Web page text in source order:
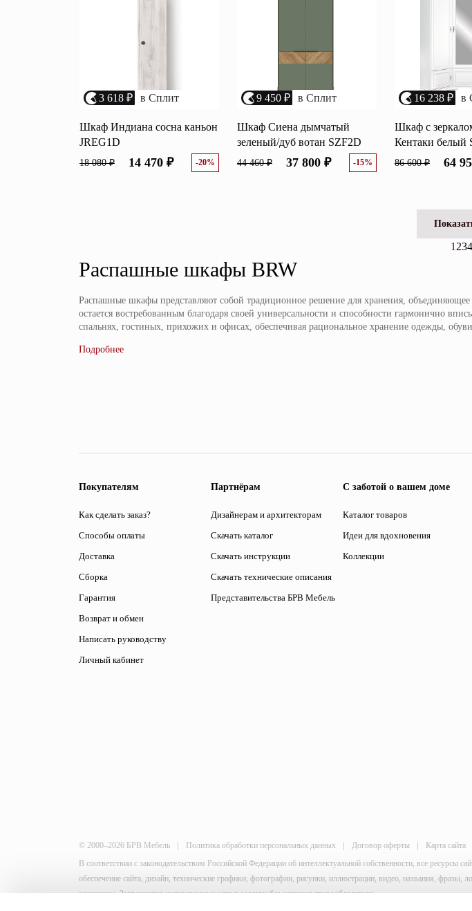
3 618 ₽ в Сплит
Шкаф Индиана сосна каньон
JREG1D
18 080 ₽ 14 470 ₽ -20%
9 450 ₽ в Сплит
Шкаф Сиена дымчатый
зеленый/дуб вотан SZF2D
44 460 ₽ 37 800 ₽ -15%
16 238 ₽ в
Шкаф с
Кентаки белый
86 600 ₽ 64
1 234
Распашные шкафы BRW
Распашные шкафы представляют собой традиционное решение для хранения,
остается востребованным благодаря своей универсальности и способности гармонично
спальнях, гостиных, прихожих и офисах, обеспечивая рациональное хранение одежды,
Покупателям
Как сделать заказ?
Способы оплаты
Доставка
Сборка
Гарантия
Возврат и обмен
Написать руководству
Личный кабинет
Партнёрам
Дизайнерам и архитекторам
Скачать каталог
Скачать инструкции
Скачать технические описания
Представительства БРВ Мебель
С заботой о вашем доме
Каталог товаров
Идеи для вдохновения
Коллекции
© 2000–2026 БРВ Мебель | Политика обработки персональных данных | Договор оферты | Карта сайта
В соответствии с законодательством Российской Федерации об интеллектуальной собственности, все
обеспечение сайта, дизайн, технические графики, фотографии, рисунки, иллюстрации, видео, названия,
защищены. Запрещается копирование и использование без согласия правообладателя.